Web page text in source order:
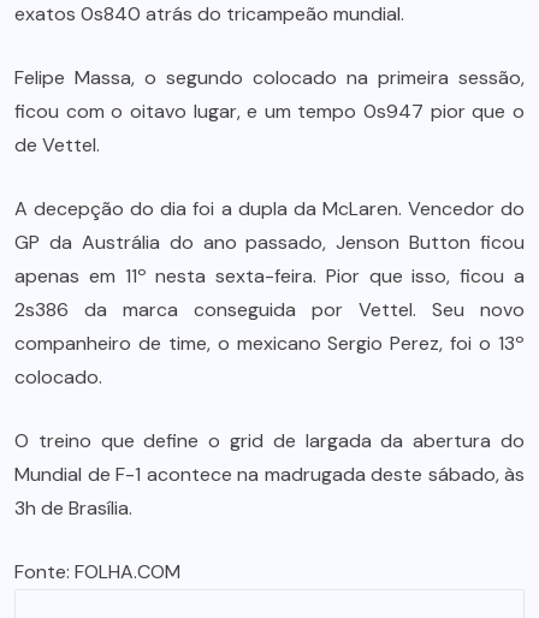
exatos 0s840 atrás do tricampeão mundial.
Felipe Massa, o segundo colocado na primeira sessão,
ficou com o oitavo lugar, e um tempo 0s947 pior que o
de Vettel.
A decepção do dia foi a dupla da McLaren. Vencedor do
GP da Austrália do ano passado, Jenson Button ficou
apenas em 11º nesta sexta-feira. Pior que isso, ficou a
2s386 da marca conseguida por Vettel. Seu novo
companheiro de time, o mexicano Sergio Perez, foi o 13º
colocado.
O treino que define o grid de largada da abertura do
Mundial de F-1 acontece na madrugada deste sábado, às
3h de Brasília.
Fonte: FOLHA.COM